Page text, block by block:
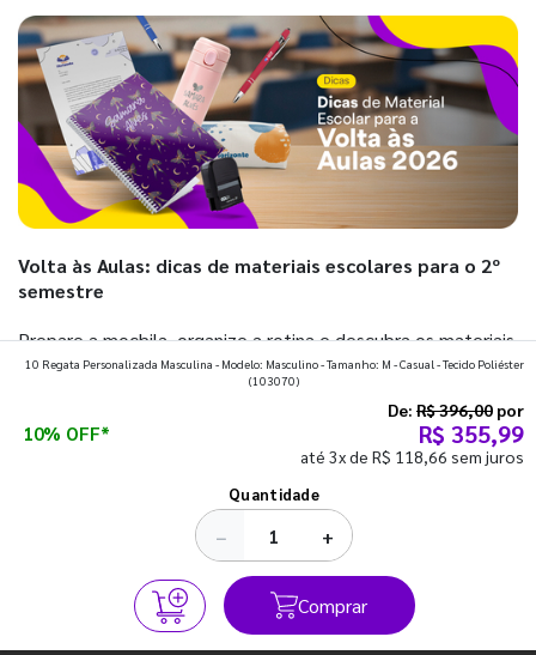
Volta às Aulas: dicas de materiais escolares para o 2º
semestre
Prepare a mochila, organize a rotina e descubra os materiais
que fazem toda diferença para começar o segundo
10 Regata Personalizada Masculina - Modelo: Masculino - Tamanho: M - Casual - Tecido Poliéster
(103070)
10% OFF*
De: R$ 396,00 por
R$ 355,99
até 3x de R$ 118,66 sem juros
Quantidade
− +
Comprar